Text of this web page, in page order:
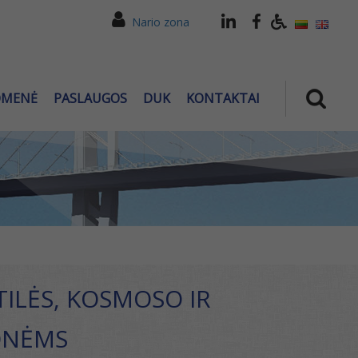
Nario zona
PASLAUGOS DUK KONTAKTAI
KOSMOSO IR